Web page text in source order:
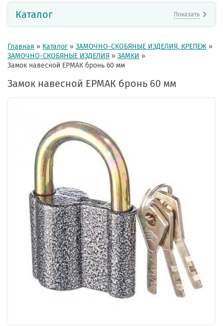
Каталог Показать
Главная » Каталог » ЗАМОЧНО-СКОБЯНЫЕ ИЗДЕЛИЯ, КРЕПЕЖ »
ЗАМОЧНО-СКОБЯНЫЕ ИЗДЕЛИЯ » ЗАМКИ »
Замок навесной ЕРМАК бронь 60 мм
Замок навесной ЕРМАК бронь 60 мм